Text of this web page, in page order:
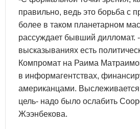
правильно, ведь это борьба с
более в таком планетарном
рассуждает бывший дилломат.
высказываниях есть
Компромат на Раима
в информагентствах,
американцами. Выслеживается
цель- надо было ослабить
Жээнбекова.